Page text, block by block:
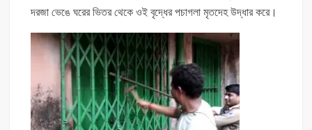
দরজা ভেঙে ঘরের ভিতর থেকে ওই বৃদ্ধের পচাগলা মৃতদেহ উদ্ধার করে।